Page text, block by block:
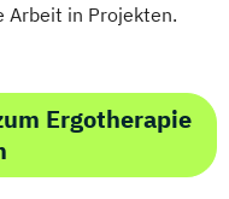
Arbeit in Projekten.
Ergotherapie